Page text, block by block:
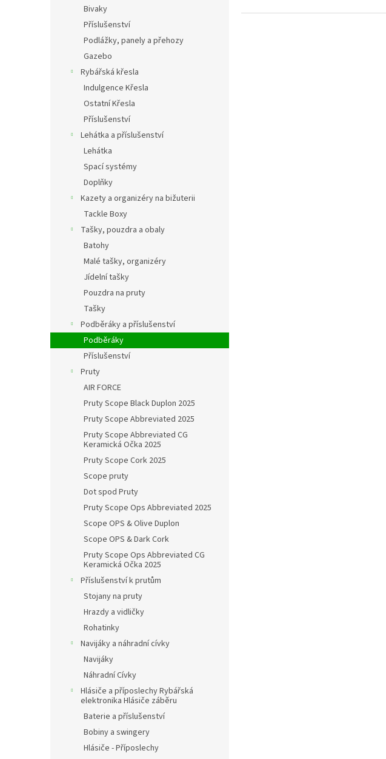
Bivaky
Příslušenství
Podlážky, panely a přehozy
Gazebo
Rybářská křesla
Indulgence Křesla
Ostatní Křesla
Příslušenství
Lehátka a příslušenství
Lehátka
Spací systémy
Doplňky
Kazety a organizéry na bižuterii
Tackle Boxy
Tašky, pouzdra a obaly
Batohy
Malé tašky, organizéry
Jídelní tašky
Pouzdra na pruty
Tašky
Podběráky a příslušenství
Podběráky
Příslušenství
Pruty
AIR FORCE
Pruty Scope Black Duplon 2025
Pruty Scope Abbreviated 2025
Pruty Scope Abbreviated CG
Keramická Očka 2025
Pruty Scope Cork 2025
Scope pruty
Dot spod Pruty
Pruty Scope Ops Abbreviated 2025
Scope OPS & Olive Duplon
Scope OPS & Dark Cork
Pruty Scope Ops Abbreviated CG
Keramická Očka 2025
Příslušenství k prutům
Stojany na pruty
Hrazdy a vidličky
Rohatinky
Navijáky a náhradní cívky
Navijáky
Náhradní Cívky
Hlásiče a příposlechy Rybářská
elektronika Hlásiče záběru
Baterie a příslušenství
Bobiny a swingery
Hlásiče - Příposlechy